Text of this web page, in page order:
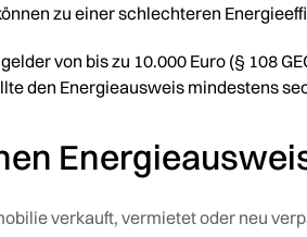
zu einer schlechteren
von bis zu 10.000 Euro (§ 108
den Energieausweis mindestens
verkauft, vermietet oder neu